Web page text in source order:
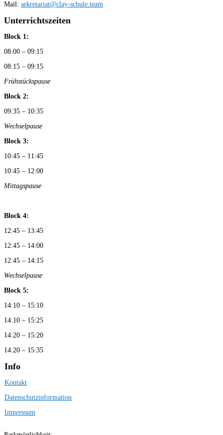
Mail: sekretariat@clay-schule.team
Unterrichtszeiten
Block 1:
08:00 – 09:15
08:15 – 09:15
Frühstückspause
Block 2:
09:35 – 10:35
Wechselpause
Block 3:
10:45 – 11:45
10:45 – 12:00
Mittagspause
Block 4:
12:45 – 13:45
12:45 – 14:00
12:45 – 14:15
Wechselpause
Block 5:
14:10 – 15:10
14:10 – 15:25
14:20 – 15:20
14:20 – 15:35
Info
Kontakt
Datenschutzinformation
Impressum